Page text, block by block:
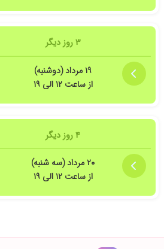
۳ روز دیگر
۱۹ مرداد (دوشنبه)
از ساعت ۱۲ الی ۱۹
۴ روز دیگر
۲۰ مرداد (سه شنبه)
از ساعت ۱۲ الی ۱۹